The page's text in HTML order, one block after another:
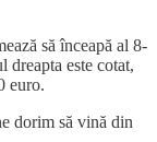
să înceapă al 8-
dreapta este cotat,
euro.
dorim să vină din